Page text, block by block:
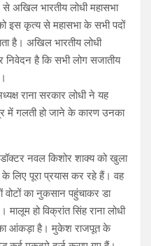
अखिल भारतीय लोधी महासभा
इस कृत्य से महासभा के सभी पदों
है। अखिल भारतीय लोधी
है कि सभी लोग सजातीय
राना सरकार लोधी ने यह
में गलती हो जाने के कारण उनका
नवल किशोर शाक्य को खुला
लिए पूरा प्रयास कर रहे हैं। वह
वोटों का नुकसान पहुंचाकर डा
हो विक्रांत सिंह राना लोधी
आंकड़ा है। मुकेश राजपूत के